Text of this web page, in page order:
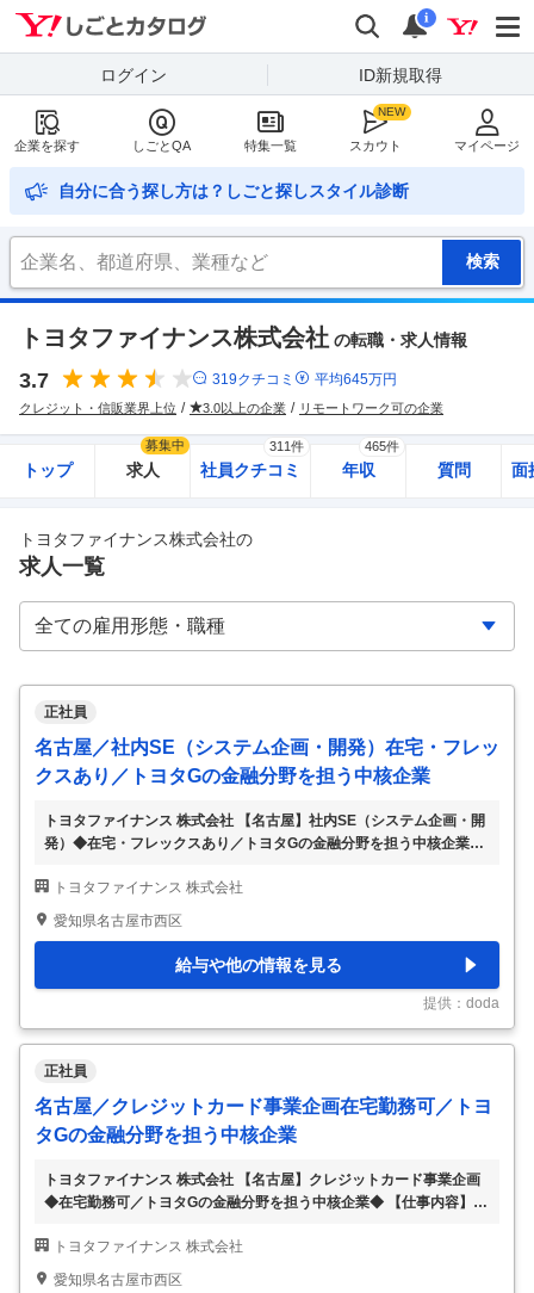
検索
通知
i
ログイン ID新規取得
企業を探す しごとQA 特集一覧 スカウト マイページ
自分に合う探し方は？しごと探しスタイル診断
トヨタファイナンス株式会社 の転職・求人情報
3.7 319クチコミ 平均645万円
クレジット・信販業界上位 3.0以上の企業 リモートワーク可の企業
トップ 求人
募集中
社員クチコミ
311件
年収
465件
質問 面
トヨタファイナンス株式会社の
求人一覧
正社員
名古屋／社内SE（システム企画・開発）在宅・フレッ
クスあり／トヨタGの金融分野を担う中核企業
トヨタファイナンス 株式会社 【名古屋】社内SE（システム企画・開
発）◆在宅・フレックスあり／トヨタGの金融分野を担う中核企業
レックスあり／トヨタGの金融分野を担う中核企業 【具体的な仕事内
容】 【システム化の企画～リリースまでを一気通貫で完遂した経験
野を担う中核企業／リモート・フレックス有／福利厚生・制度充実／
全国約5,000店舗の販売店と強固なネットワークを活かし、質の高い
金融サービスを提供しています】 ■業務概要： トヨタグループの金
融・決済領域を担う当社にて…
トヨタファイナンス 株式会社
愛知県名古屋市西区
給与や他の情報を見る
提供：doda
正社員
名古屋／クレジットカード事業企画在宅勤務可／トヨ
タGの金融分野を担う中核企業
トヨタファイナンス 株式会社 【名古屋】クレジットカード事業企画
◆在宅勤務可／トヨタGの金融分野を担う中核企業◆ 【仕事内容】
分野を担う中核企業◆ 【具体的な仕事内容】 【金融業界で事業企
画・営業企画、マーケティング、営業などのご経験をお持ちの方へ／
トヨタファイナンス 株式会社
愛知県名古屋市西区